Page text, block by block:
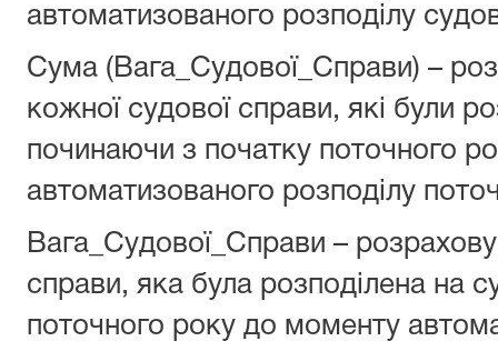
автоматизованого розподілу
Сума (Вага_Судової_Справи) –
кожної судової справи, які були
починаючи з початку поточного
автоматизованого розподілу
Вага_Судової_Справи –
справи, яка була розподілена на
поточного року до моменту